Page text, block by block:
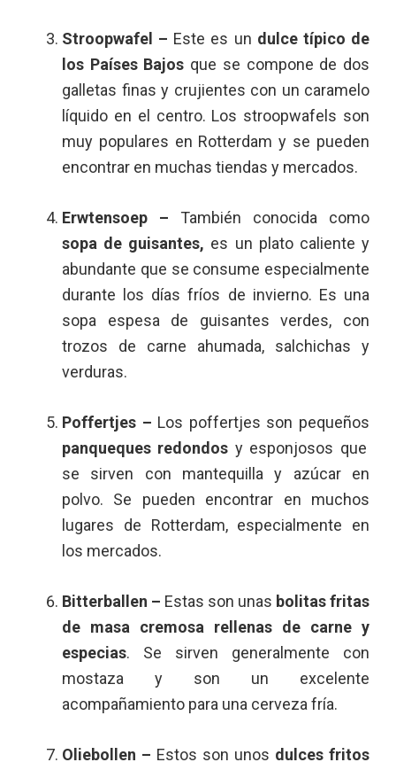
Stroopwafel – Este es un dulce típico de
los Países Bajos que se compone de dos
galletas finas y crujientes con un caramelo
líquido en el centro. Los stroopwafels son
muy populares en Rotterdam y se pueden
encontrar en muchas tiendas y mercados.
Erwtensoep – También conocida como
sopa de guisantes, es un plato caliente y
abundante que se consume especialmente
durante los días fríos de invierno. Es una
sopa espesa de guisantes verdes, con
trozos de carne ahumada, salchichas y
verduras.
Poffertjes – Los poffertjes son pequeños
panqueques redondos y esponjosos que
se sirven con mantequilla y azúcar en
polvo. Se pueden encontrar en muchos
lugares de Rotterdam, especialmente en
los mercados.
Bitterballen – Estas son unas bolitas fritas
de masa cremosa rellenas de carne y
especias. Se sirven generalmente con
mostaza y son un excelente
acompañamiento para una cerveza fría.
Oliebollen – Estos son unos dulces fritos